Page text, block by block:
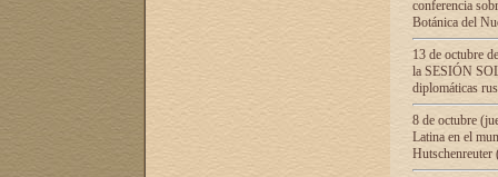
conferencia
Botánica del
13 de octubre
la SESIÓN
diplomáticas
8 de octubre
Latina en el